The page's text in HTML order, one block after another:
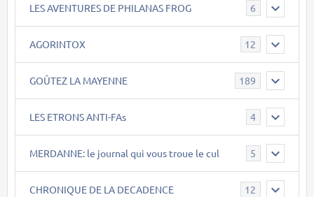
LES AVENTURES DE PHILANAS FROG 6
AGORINTOX 12
GOÛTEZ LA MAYENNE 189
LES ETRONS ANTI-FAs 4
MERDANNE: le journal qui vous troue le cul 5
CHRONIQUE DE LA DECADENCE 12